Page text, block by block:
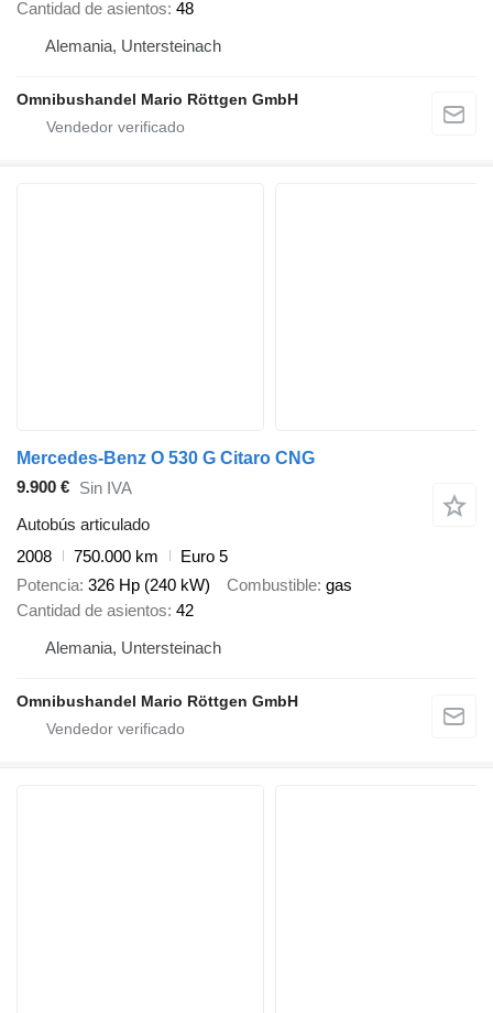
Cantidad de asientos 48
Alemania, Untersteinach
Omnibushandel Mario Röttgen GmbH
Mercedes-Benz O 530 G Citaro CNG
9.900 € Sin IVA
Autobús articulado
2008
750.000 km
Euro 5
Potencia 326 Hp (240 kW) Combustible gas
Cantidad de asientos 42
Alemania, Untersteinach
Omnibushandel Mario Röttgen GmbH